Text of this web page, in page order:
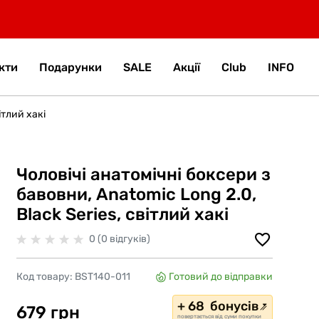
Подарунки SALE Акції Club INFO
хакі
Чоловічі анатомічні боксери з
бавовни, Anatomic Long 2.0,
Black Series, світлий хакі
0 (0 відгуків)
Код товару: BST140-011 Готовий до відправки
679 грн + 68 бонусів
повертається від суми покупки